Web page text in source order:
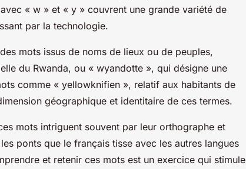
« w » et « y » couvrent une grande variété de
par la technologie.
mots issus de noms de lieux ou de peuples,
du Rwanda, ou « wyandotte », qui désigne une
comme « yellowknifien », relatif aux habitants de
géographique et identitaire de ces termes.
mots intriguent souvent par leur orthographe et
ponts que le français tisse avec les autres langues
et retenir ces mots est un exercice qui stimule